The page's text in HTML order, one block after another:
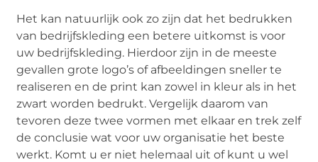
Het kan natuurlijk ook zo zijn dat het bedrukken
van bedrijfskleding een betere uitkomst is voor
uw bedrijfskleding. Hierdoor zijn in de meeste
gevallen grote logo’s of afbeeldingen sneller te
realiseren en de print kan zowel in kleur als in het
zwart worden bedrukt. Vergelijk daarom van
tevoren deze twee vormen met elkaar en trek zelf
de conclusie wat voor uw organisatie het beste
werkt. Komt u er niet helemaal uit of kunt u wel